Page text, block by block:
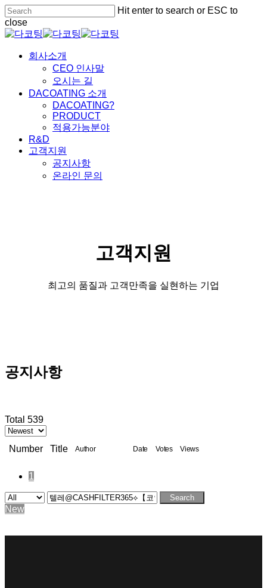
Skip
to
main
content
Hit enter to search or ESC to
close
Close
Menu
회사소개
CEO 인사말
오시는 길
DACOATING 소개
DACOATING?
PRODUCT
적용가능분야
R&D
고객지원
공지사항
온라인 문의
고객지원
최고의 품질과 고객만족을 실현하는 기업
공지사항
Total 539
Number Title Author Date Votes Views
1
Search
New